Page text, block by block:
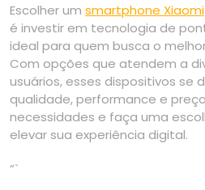
Escolher um smartphone Xiaomi
é investir em tecnologia de
ideal para quem busca o
Com opções que atendem a
usuários, esses dispositivos se
qualidade, performance e
necessidades e faça uma
elevar sua experiência digital.
“`